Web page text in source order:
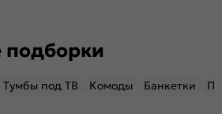
Тумбы под ТВ Комоды Банкетки